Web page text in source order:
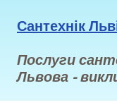
Сантехнік
Послуги
Львова -